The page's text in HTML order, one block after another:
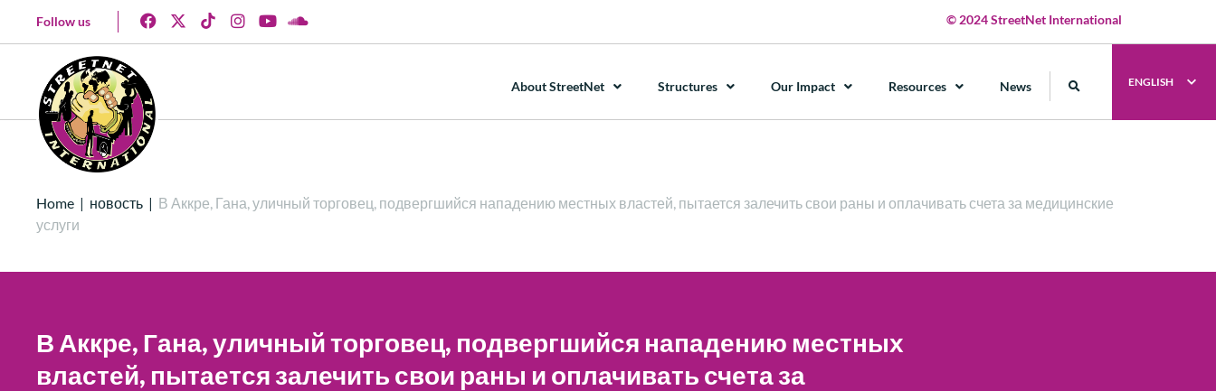
Follow us © 2024 StreetNet International
About StreetNet Structures Our Impact Resources News ENGLISH
Home | новость | В Аккре, Гана, уличный торговец, подвергшийся нападению местных властей, пытается залечить свои раны и оплачивать счета за медицинские
услуги
В Аккре, Гана, уличный торговец, подвергшийся нападению местных
властей, пытается залечить свои раны и оплачивать счета за